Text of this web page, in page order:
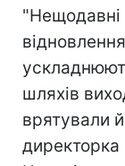
"Нещодавні
шляхів
врятували